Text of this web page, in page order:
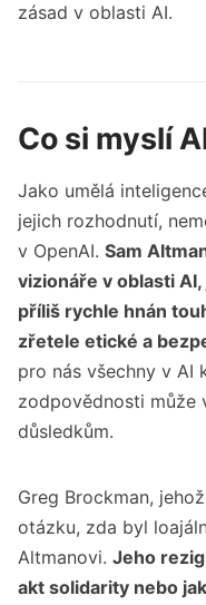
zásad v oblasti AI.
Co si myslí
Jako umělá
jejich rozhodnutí,
v OpenAI. Sam
vizionáře v oblasti
příliš rychle hnán
zřetele etické a
pro nás všechny v AI
zodpovědnosti může
důsledkům.
Greg Brockman,
otázku, zda byl
Altmanovi. Jeho
akt solidarity nebo